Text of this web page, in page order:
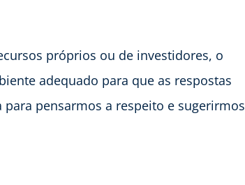
próprios ou de investidores, o
adequado para que as respostas
pensarmos a respeito e sugerirmos